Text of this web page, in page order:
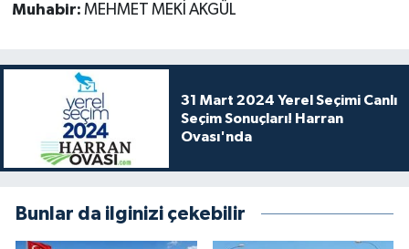
Muhabir: MEHMET MEKİ AKGÜL
31 Mart 2024 Yerel Seçimi Canlı
Seçim Sonuçları! Harran
Ovası'nda
Bunlar da ilginizi çekebilir